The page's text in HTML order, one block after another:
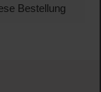
Bestellung